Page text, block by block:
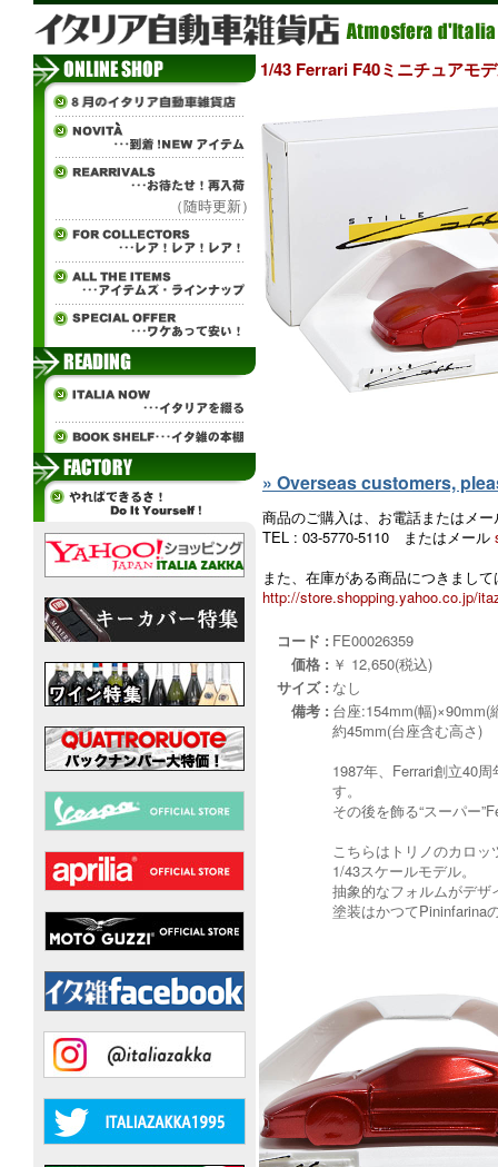
（随時更新）
1/43 Ferrari F40ミニチュアモ
» Overseas customers,
商品のご購入は、お電話またはメ
TEL : 03-5770-5110 またはメール
また、在庫がある商品につきまし
http://store.shopping.yahoo.co.jp/
コード : FE00026359
価格 : ￥ 12,650(税込)
サイズ : なし
備考 : 台座:154mm(幅)×90mm(
約45mm(台座含む高さ)
1987年、Ferrari創立40
す。
その後を飾る“スーパー
こちらはトリノのカロ
1/43スケールモデル。
抽象的なフォルムがデ
塗装はかつてPininfarina